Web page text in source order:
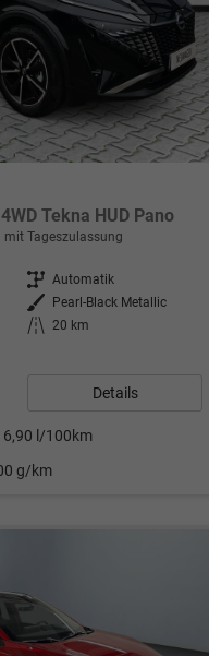
Tekna HUD Pano
Tageszulassung
Getriebe Automatik
Außenfarbe
Pearl-Black Metallic
Kilometerstand
20 km
Details
6,90 l/100km
g/km